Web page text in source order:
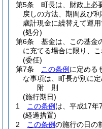
第5条
町長は、財政上必
戻しの方法、期間及び
歳計現金に繰替えて運用
(処分)
第6条
基金は、この基金
に充てる場合に限り、
(委任)
第7条
この条例 に定める
な事項は、町長が別に定
附 則
(施行期日)
1
この条例 は、平成17年
(経過措置)
2
この条例の施行の日の